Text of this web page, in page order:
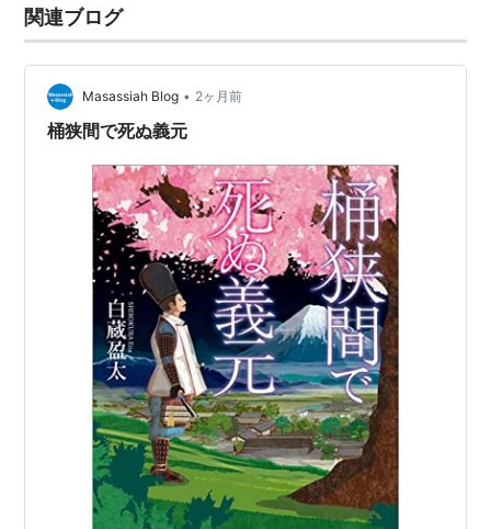
関連ブログ
Masassiah Blog • 2ヶ月前
桶狭間で死ぬ義元